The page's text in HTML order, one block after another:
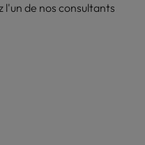
l'un de nos consultants